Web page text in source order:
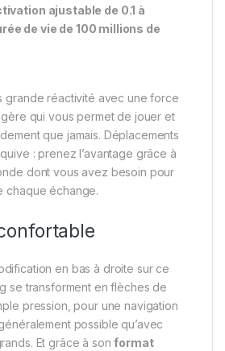
ajustable de 0.1 à
de vie de 100 millions de
grande réactivité avec une force
qui vous permet de jouer et
que jamais. Déplacements
: prenez l’avantage grâce à
dont vous avez besoin pour
chaque échange.
en bas à droite sur ce
se transforment en flèches de
pression, pour une navigation
possible qu’avec
Et grâce à sonformat